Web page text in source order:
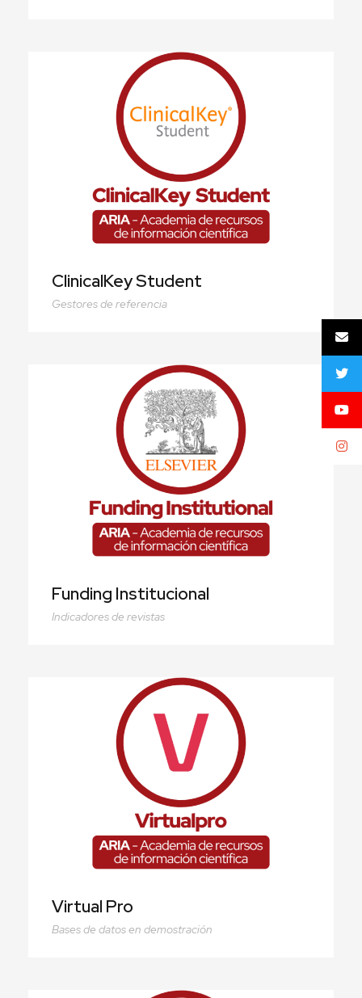
ClinicalKey Student
ClinicalKey Student
Gestores de referencia
Funding Institucional
Funding Institucional
Indicadores de revistas
Virtual Pro
Virtual Pro
Bases de datos en demostración